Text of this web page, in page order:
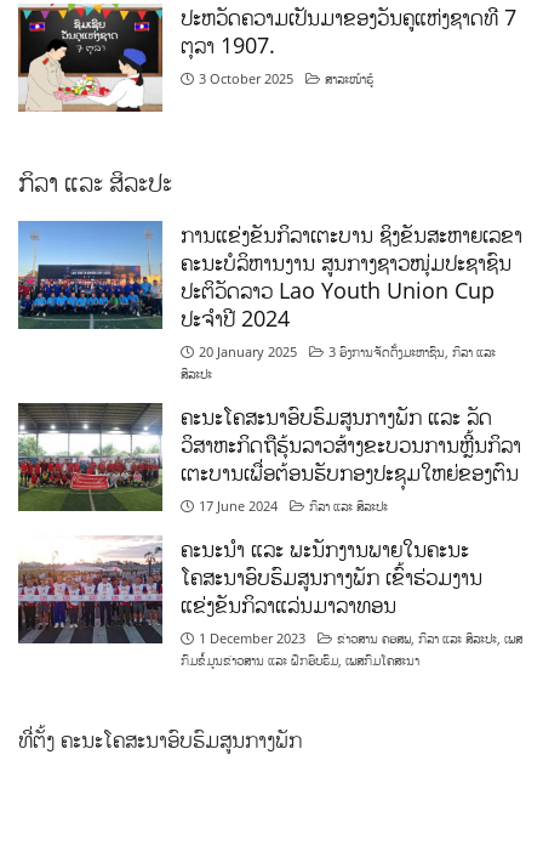
ປະຫວັດຄວາມເປັນມາຂອງວັນຄູແຫ່ງຊາດທີ 7
ຕຸລາ 1907.
3 October 2025 ສາລະໜ້າຮູ້
ກິລາ ແລະ ສິລະປະ
ການແຂ່ງຂັນກິລາເຕະບານ ຊິງຂັນສະຫາຍເລຂາ
ຄະນະບໍລິຫານງານ ສູນກາງຊາວໜຸ່ມປະຊາຊົນ
ປະຕິວັດລາວ Lao Youth Union Cup
ປະຈຳປີ 2024
20 January 2025 3 ອົງການຈັດຕັ້ງມະຫາຊົນ,ກິລາ ແລະ
ສິລະປະ
ຄະນະໂຄສະນາອົບຮົມສູນກາງພັກ ແລະ ລັດ
ວິສາຫະກິດຖືຮຸ້ນລາວສ້າງຂະບວນການຫຼີ້ນກິລາ
ເຕະບານເພື່ອຕ້ອນຮັບກອງປະຊຸມໃຫຍ່ຂອງຕົນ
17 June 2024 ກິລາ ແລະ ສິລະປະ
ຄະນະນຳ ແລະ ພະນັກງານພາຍໃນຄະນະ
ໂຄສະນາອົບຮົມສູນກາງພັກ ເຂົ້າຮ່ວມງານ
ແຂ່ງຂັນກິລາແລ່ນມາລາທອນ
1 December 2023 ຂ່າວສານ ຄອສພ,ກິລາ ແລະ ສິລະປະ,ເພສ
ກົມຂໍ້ມູນຂ່າວສານ ແລະ ຝຶກອົບຮົມ,ເພສກົມໂຄສະນາ
ທີ່ຕັ້ງ ຄະນະໂຄສະນາອົບຮົມສູນກາງພັກ